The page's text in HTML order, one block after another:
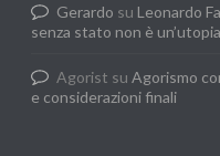
Gerardo su Leonardo
senza stato non è un’utopia
Agorist suAgorismo
e considerazioni finali